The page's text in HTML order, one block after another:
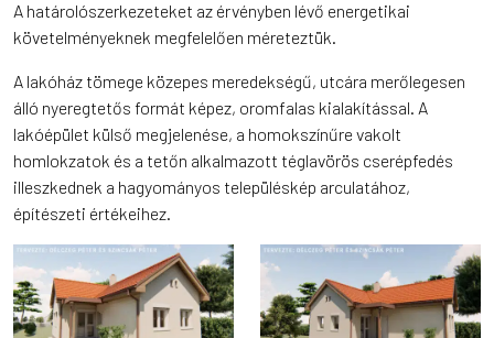
A határolószerkezeteket az érvényben lévő energetikai
követelményeknek megfelelően méreteztük.
A lakóház tömege közepes meredekségű, utcára merőlegesen
álló nyeregtetős formát képez, oromfalas kialakítással. A
lakóépület külső megjelenése, a homokszínűre vakolt
homlokzatok és a tetőn alkalmazott téglavörös cserépfedés
illeszkednek a hagyományos településkép arculatához,
építészeti értékeihez.